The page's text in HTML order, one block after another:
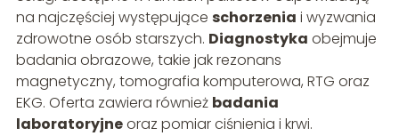
na najczęściej występujące schorzenia i wyzwania
zdrowotne osób starszych. Diagnostyka obejmuje
badania obrazowe, takie jak rezonans
magnetyczny, tomografia komputerowa, RTG oraz
EKG. Oferta zawiera również badania
laboratoryjneoraz pomiar ciśnienia i krwi.